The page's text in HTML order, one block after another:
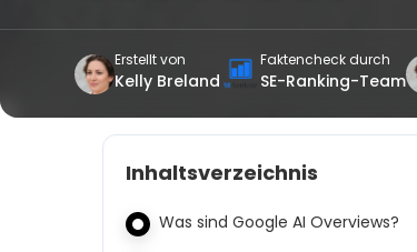
Erstellt von
Kelly Breland
Faktencheck durch
SE-Ranking-Team
Inhaltsverzeichnis
Was sind Google AI Overviews?